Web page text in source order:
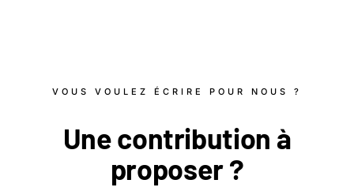
VOUS VOULEZ ÉCRIRE POUR NOUS ?
Unecontribution à
proposer ?